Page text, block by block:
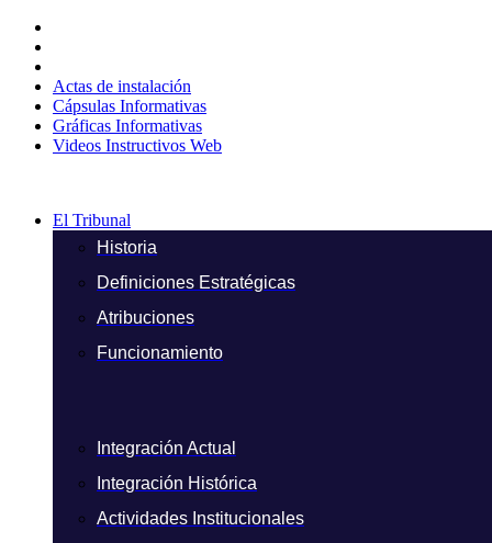
contenido
Actas de instalación
Cápsulas Informativas
Gráficas Informativas
Videos Instructivos Web
El Tribunal
Historia
Definiciones Estratégicas
Atribuciones
Funcionamiento
Integración Actual
Integración Histórica
Actividades Institucionales